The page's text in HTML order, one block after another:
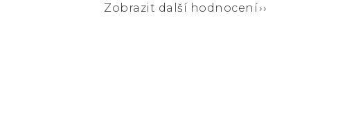
Zobrazit další hodnocení